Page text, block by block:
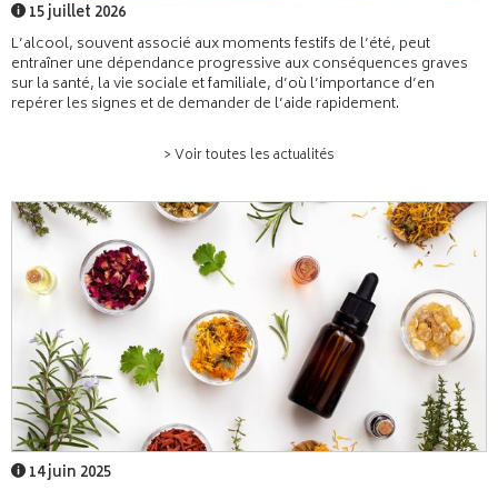
15 juillet 2026
L’alcool, souvent associé aux moments festifs de l’été, peut
entraîner une dépendance progressive aux conséquences graves
sur la santé, la vie sociale et familiale, d’où l’importance d’en
repérer les signes et de demander de l’aide rapidement.
> Voir toutes les actualités
14 juin 2025